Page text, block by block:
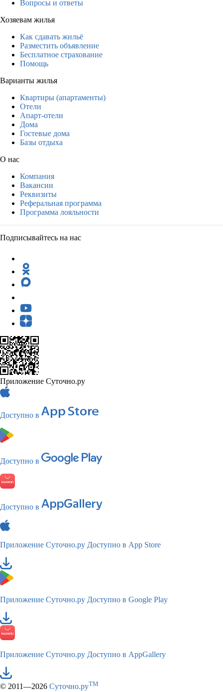
Вопросы и ответы
Хозяевам жилья
Как сдавать жильё
Разместить объявление
Бесплатное страхование
Помощь
Варианты жилья
Квартиры (апартаменты)
Отели
Апарт-отели
Дома
Гостевые дома
Базы отдыха
О нас
Компания
Вакансии
Реквизиты
Реферальная программа
Программа лояльности
Подписывайтесь на нас
Приложение Суточно.ру
Доступно в
Доступно в
Доступно в
Приложение Суточно.ру Доступно в App Store
Приложение Суточно.ру Доступно в Google Play
Приложение Суточно.ру Доступно в AppGallery
© 2011—2026 Суточно.руTM